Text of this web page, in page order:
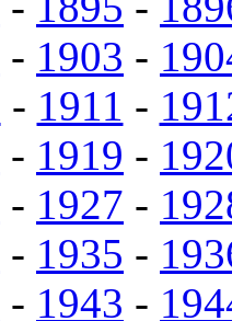
- 1903 -
- 1911 -
- 1919 -
- 1927 -
- 1935 -
- 1943 -